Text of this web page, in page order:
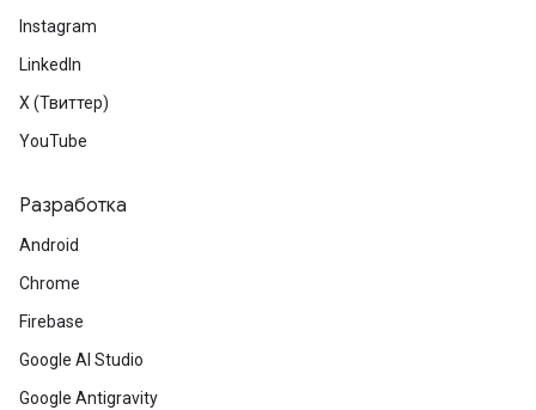
Instagram
LinkedIn
X (Твиттер)
YouTube
Разработка
Android
Chrome
Firebase
Google AI Studio
Google Antigravity